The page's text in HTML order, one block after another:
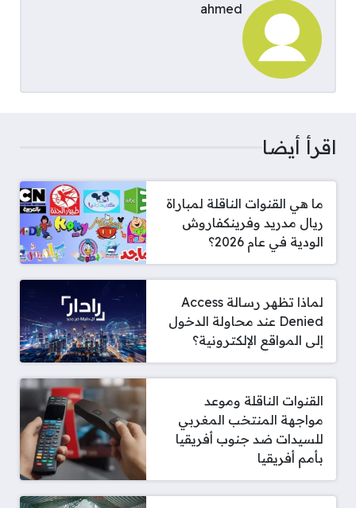
ahmed
اقرأ أيضا
ما هي القنوات الناقلة لمباراة
ريال مدريد وفرينكفاروش
الودية في عام 2026؟
لماذا تظهر رسالة Access
Denied عند محاولة الدخول
إلى المواقع الإلكترونية؟
القنوات الناقلة وموعد
مواجهة المنتخب المغربي
للسيدات ضد جنوب أفريقيا
بأمم أفريقيا